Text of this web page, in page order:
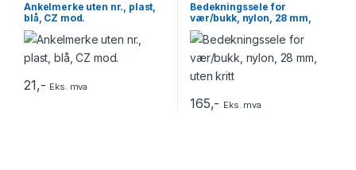
Ankelmerke uten nr., plast,
blå, CZ mod.
21,- Eks. mva
Bedekningssele for
vær/bukk, nylon, 28 mm,
uten kritt
165,- Eks. mva